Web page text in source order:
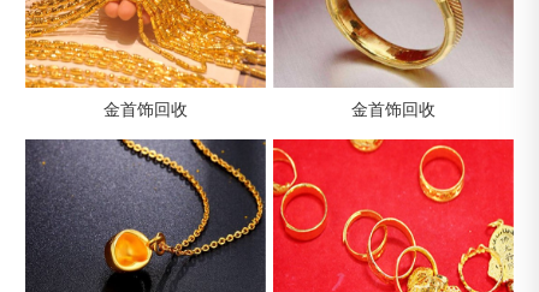
金首饰回收 金首饰回收